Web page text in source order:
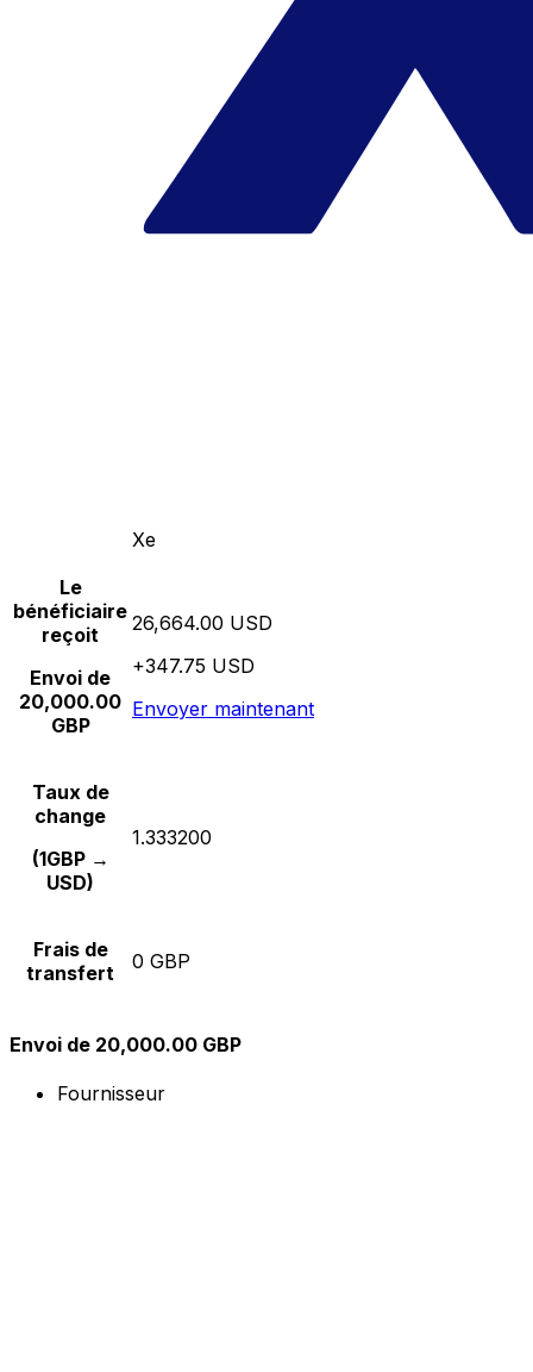
Xe
Le
bénéficiaire
reçoit
Envoi de
20,000.00
GBP
26,664.00 USD
+347.75 USD
Envoyer maintenant
Taux de
change
(1GBP →
USD)
1.333200
Frais de
transfert
0 GBP
Envoi de 20,000.00 GBP
Fournisseur